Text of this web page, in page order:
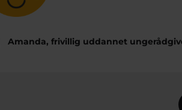
Amanda, frivillig uddannet